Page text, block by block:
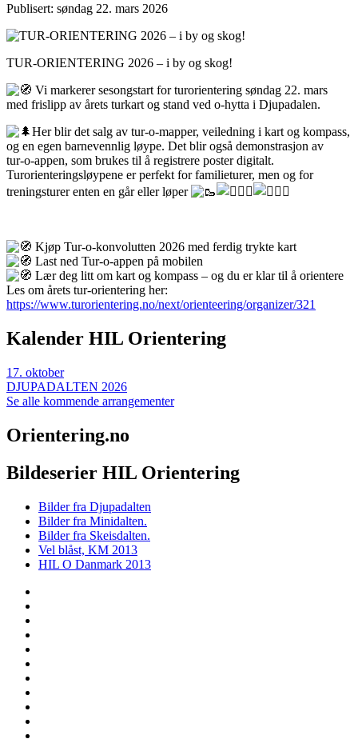
Publisert: søndag 22. mars 2026
TUR-ORIENTERING 2026 – i by og skog!
Vi markerer sesongstart for turorientering søndag 22. mars
med frislipp av årets turkart og stand ved o‑hytta i Djupadalen.
Her blir det salg av tur‑o‑mapper, veiledning i kart og kompass,
og en egen barnevennlig løype. Det blir også demonstrasjon av
tur‑o‑appen, som brukes til å registrere poster digitalt.
Turorienteringsløypene er perfekt for familieturer, men og for
treningsturer enten en går eller løper
Kjøp Tur-o-konvolutten 2026 med ferdig trykte kart
Last ned Tur-o-appen på mobilen
Lær deg litt om kart og kompass – og du er klar til å orientere
Les om årets tur-orientering her:
https://www.turorientering.no/next/orienteering/organizer/321
Kalender HIL Orientering
17. oktober
DJUPADALTEN 2026
Se alle kommende arrangementer
Orientering.no
Bildeserier HIL Orientering
Bilder fra Djupadalten
Bilder fra Minidalten.
Bilder fra Skeisdalten.
Vel blåst, KM 2013
HIL O Danmark 2013